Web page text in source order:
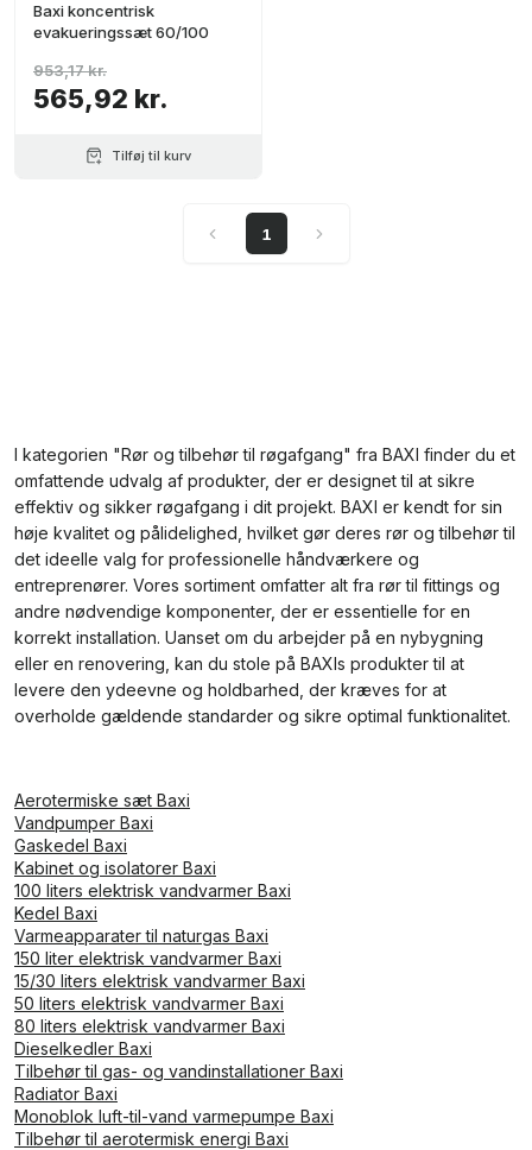
Baxi koncentrisk
evakueringssæt 60/100
565,92 kr.
953,17 kr.
Tilføj til kurv
1
I kategorien "Rør og tilbehør til røgafgang" fra BAXI finder du et
omfattende udvalg af produkter, der er designet til at sikre
effektiv og sikker røgafgang i dit projekt. BAXI er kendt for sin
høje kvalitet og pålidelighed, hvilket gør deres rør og tilbehør til
det ideelle valg for professionelle håndværkere og
entreprenører. Vores sortiment omfatter alt fra rør til fittings og
andre nødvendige komponenter, der er essentielle for en
korrekt installation. Uanset om du arbejder på en nybygning
eller en renovering, kan du stole på BAXIs produkter til at
levere den ydeevne og holdbarhed, der kræves for at
overholde gældende standarder og sikre optimal funktionalitet.
Aerotermiske sæt Baxi
Vandpumper Baxi
Gaskedel Baxi
Kabinet og isolatorer Baxi
100 liters elektrisk vandvarmer Baxi
Kedel Baxi
Varmeapparater til naturgas Baxi
150 liter elektrisk vandvarmer Baxi
15/30 liters elektrisk vandvarmer Baxi
50 liters elektrisk vandvarmer Baxi
80 liters elektrisk vandvarmer Baxi
Dieselkedler Baxi
Tilbehør til gas- og vandinstallationer Baxi
Radiator Baxi
Monoblok luft-til-vand varmepumpe Baxi
Tilbehør til aerotermisk energi Baxi